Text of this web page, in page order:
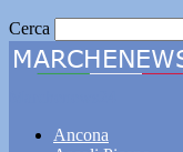
Cerca
Ancona